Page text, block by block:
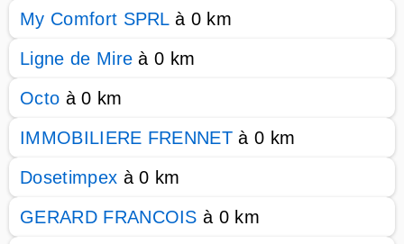
My Comfort SPRLà 0 km
Ligne de Mire à 0 km
Octo à 0 km
IMMOBILIERE FRENNET à 0 km
Dosetimpex à 0 km
GERARD FRANCOIS à 0 km